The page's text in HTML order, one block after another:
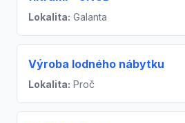
Lokalita: Galanta
Výroba lodného nábytku
Lokalita: Proč